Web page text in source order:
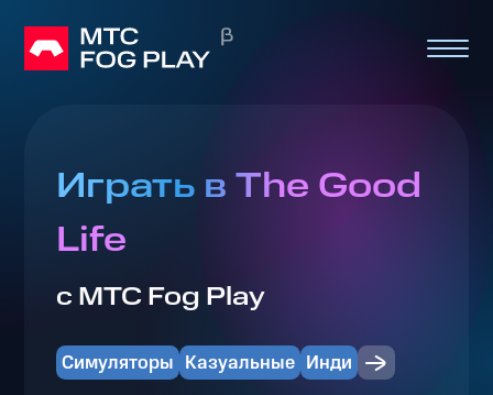
Играть в The Good
Life
с МТС Fog Play
Симуляторы Казуальные Инди